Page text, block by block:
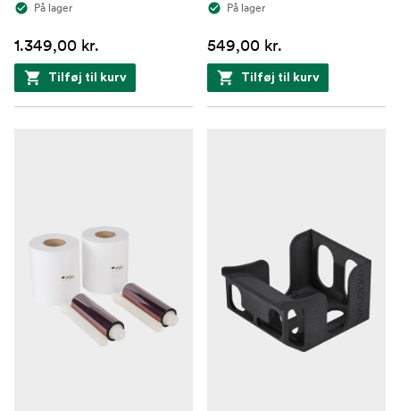
På lager
1.349,00 kr.
Tilføj til kurv
På lager
549,00 kr.
Tilføj til kurv